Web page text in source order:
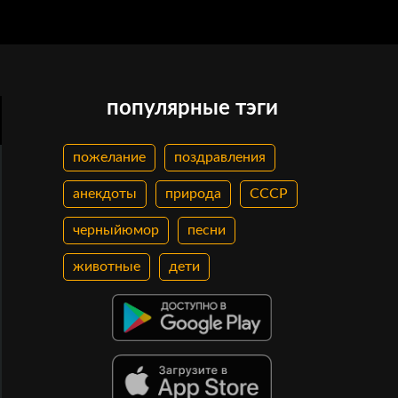
популярные тэги
пожелание поздравления
анекдоты природа СССР
черныйюмор песни
животные дети